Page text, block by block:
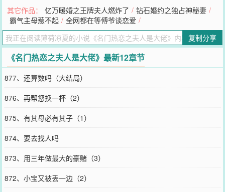
第一。气人的是，在厉陌寒眼中，她是他的小混蛋，是他厉陌寒要宠
上天的心尖宝。京城盛传，厉家太子爷，一记眼神都能将人挫骨扬
灰。可就是这么矜贵高冷的主，竟然被叶九凉调戏了，而且貌似
还……脸红了。＊＊相识，她被一群狼狗包围，却气定神闲地坐在沙
发上和他的属下们“聊人生。”相知，她觉得厉陌寒是全世界最帅最酷
最炸的男人，是她叶九凉唯一想撩的男人。相爱，她叶九凉要做整个
京都最嚣张的崽，谁敢算计她家厉陌寒，就得做好她开挖掘机去刨他
家祖坟的准备。狗粮篇：某心机女哔哔说：“叶九凉，你不就是冲着厉
陌寒的钱……”话还没说完，一根七彩棒棒糖砸向她的脑袋。“肤浅。”
叶九凉双手抄着裤兜，眉眼满是蔑意，“一点都不懂得欣赏我家厉陌寒
的盛世美颜。”她分明就是冲着他的盛世美颜去的。
您要是觉得《名门热恋之夫人是大佬
群和微博微信里的朋友推荐哦！
其它作品： 亿万暖婚之王牌夫人燃炸了 / 钻石婚约之独占神秘妻 /
霸气主母惹不起 / 全网都在等傅爷谈恋爱 /
复制分享
《名门热恋之夫人是大佬》最新12章节
877、还算数吗（大结局）
876、再帮您换一杯（2）
875、有其母必有其子（1）
874、要去找人吗
873、用三年做最大的豪赌（3）
872、小宝又被丢一边（2）